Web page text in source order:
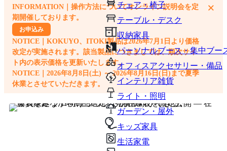
チェア・椅子
テーブル・デスク
収納家具
パーソナルブース・集中ブー
オフィスアクセサリー・備品
インテリア雑貨
ライト・照明
ガーデン・屋外
キッズ家具
生活家電
他のサイトで見つけた商品ページのURLを貼り付けて、カートに追加できます
INFORMATION｜操作方法についてオンライン説明会を定
期開催しております。
お申込み
NOTICE｜KOKUYO、ITOKI製品は2026年7月1日より価格
改定が実施されます。該当製品につきましては、順次サイ
ト内の表示価格を更新いたします。
NOTICE｜2026年8月8日(土) ～ 2026年8月16日(日)まで夏季
休業とさせていただきます。
×